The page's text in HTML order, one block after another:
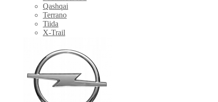
Qashqai
Terrano
Tiida
X-Trail